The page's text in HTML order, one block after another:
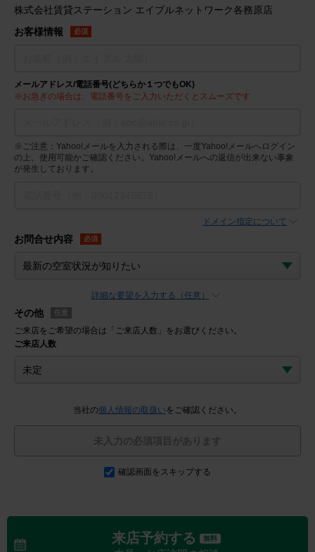
株式会社賃貸ステーション エイブルネットワーク各務原店
お客様情報
必須
メールアドレス/電話番号(どちらか１つでもOK)
※お急ぎの場合は、電話番号をご入力いただくとスムーズです
※ご注意：Yahoo!メールを入力される際は、一度Yahoo!メールへログイン
の上、使用可能かご確認ください。Yahoo!メールへの返信が出来ない事象
が発生しております。
ドメイン指定について
お問合せ内容 必須
詳細な要望を入力する（任意）
その他 任意
ご来店をご希望の場合は「ご来店人数」をお選びください。
ご来店人数
当社の個人情報の取扱い をご確認ください。
未入力の必須項目があります
確認画面をスキップする
来店予約する 無料